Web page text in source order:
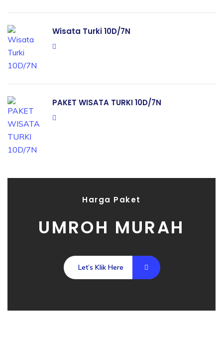
Wisata Turki 10D/7N
PAKET WISATA TURKI 10D/7N
Harga Paket
UMROH MURAH
Let’s Klik Here